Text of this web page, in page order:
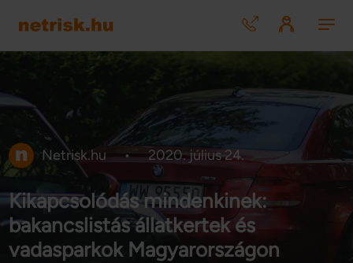
Netrisk.hu • 2020. július 24.
Kikapcsolódás mindenkinek:
bakancslistás állatkertek és
vadasparkok Magyarországon